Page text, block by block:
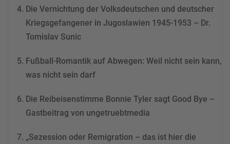
Consent Management
&
Die Vernichtung der Volksdeutschen und deutscher
Kriegsgefangener in Jugoslawien 1945-1953 – Dr.
Tomislav Sunic
Fußball-Romantik auf Abwegen: Weil nicht sein kann,
was nicht sein darf
Die Reibeisenstimme Bonnie Tyler sagt Good Bye –
Gastbeitrag von ungetruebtmedia
„Sezession oder Remigration – das ist hier die